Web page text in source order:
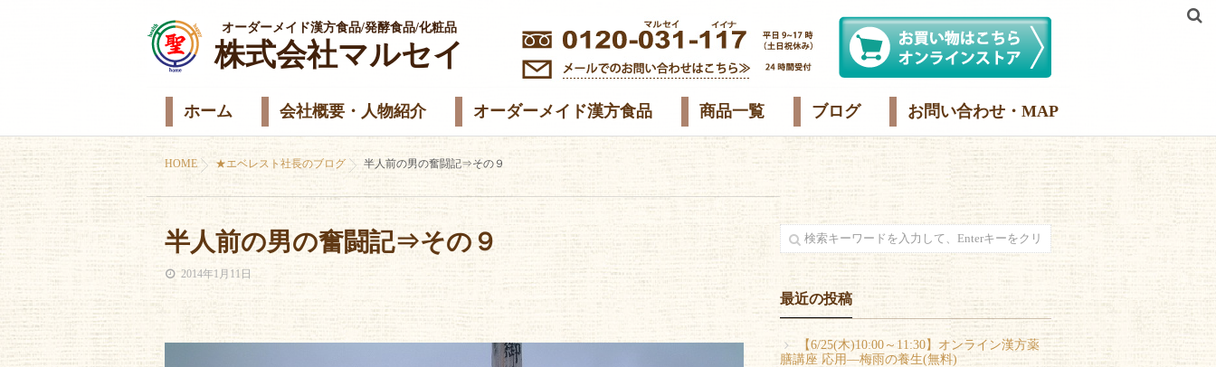
オーダーメイド漢方食品/発酵食品/化粧品
株式会社マルセイ
ホーム 会社概要・人物紹介 オーダーメイド漢方食品 商品一覧 ブログ お問い合わせ・MAP
HOME ★エベレスト社長のブログ 半人前の男の奮闘記⇒その９
半人前の男の奮闘記⇒その９
2014年1月11日
最近の投稿
【6/25(木)10:00～11:30】オンライン漢方薬
膳講座 応用―梅雨の養生(無料)